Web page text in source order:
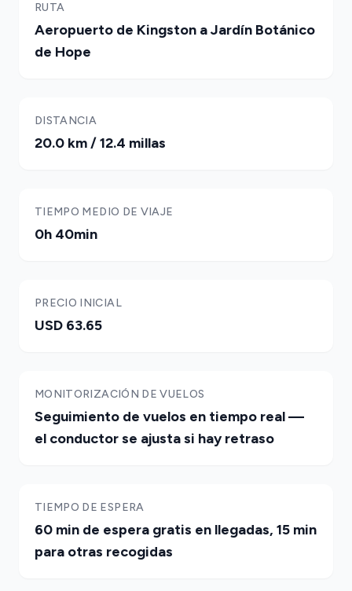
RUTA
Aeropuerto de Kingston a Jardín Botánico
de Hope
DISTANCIA
20.0 km / 12.4 millas
TIEMPO MEDIO DE VIAJE
0h 40min
PRECIO INICIAL
USD 63.65
MONITORIZACIÓN DE VUELOS
Seguimiento de vuelos en tiempo real —
el conductor se ajusta si hay retraso
TIEMPO DE ESPERA
60 min de espera gratis en llegadas, 15 min
para otras recogidas